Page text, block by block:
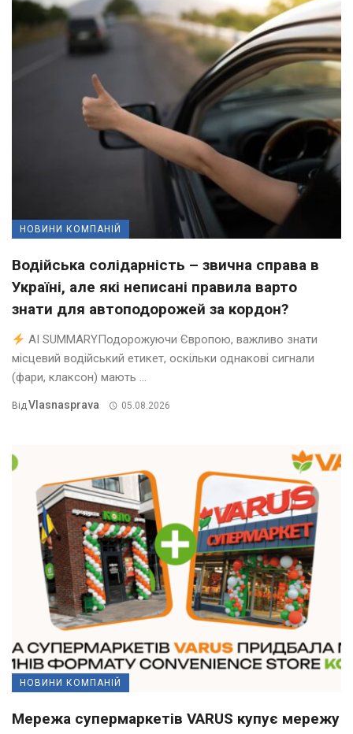
НОВИНИ КОМПАНІЙ
Водійська солідарність – звична справа в
Україні, але які неписані правила варто
знати для автоподорожей за кордон?
AI SUMMARYПодорожуючи Європою, важливо знати
місцевий водійський етикет, оскільки однакові сигнали
(фари, клаксон) мають ...
ВідVlasnasprava 05.08.2026
НОВИНИ КОМПАНІЙ
Мережа супермаркетів VARUS купує мережу